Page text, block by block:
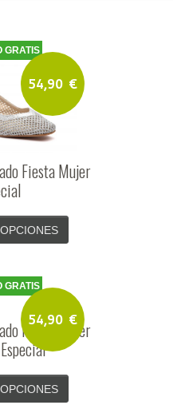
54,90 €
GRATIS
Fiesta Mujer
54,90 €
GRATIS
Fiesta Mujer